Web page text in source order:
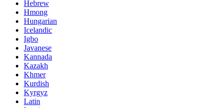
Hebrew
Hmong
Hungarian
Icelandic
Igbo
Javanese
Kannada
Kazakh
Khmer
Kurdish
Kyrgyz
Latin